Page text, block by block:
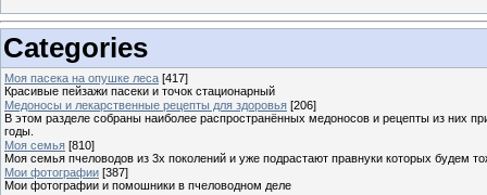
Categories
Моя пасека на опушке леса [417]
Красивые пейзажи пасеки и точок стационарный
Медоносы и лекарственные рецепты для здоровья [206]
В этом разделе собраны наиболее распространённых медоносов и рецепты из них
годы.
Моя семья [810]
Моя семья пчеловодов из 3х поколений и уже подрастают правнуки которых будем
Мои фотографии [387]
Мои фотографии и помошники в пчеловодном деле